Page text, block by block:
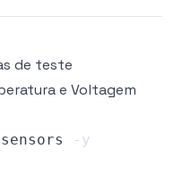
de teste
e Voltagem
-y